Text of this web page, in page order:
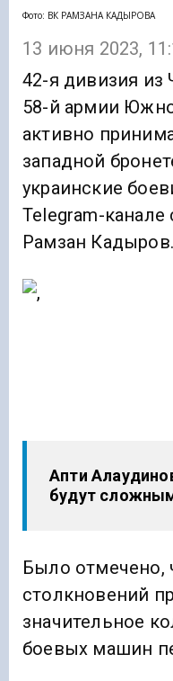
Фото: ВК РАМЗАНА КАДЫРОВА
13 июня 2023,
42-я дивизия из
58-й армии
активно
западной
украинские
Telegram-
Рамзан Кадыров.
Апти
будут
Было отмечено,
столкновений
значительное
боевых машин